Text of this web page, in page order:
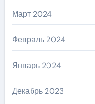
Март 2024
Февраль 2024
Январь 2024
Декабрь 2023